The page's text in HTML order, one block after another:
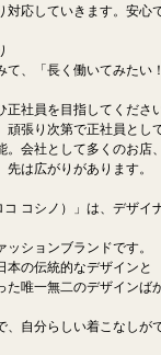
対応していきます。安心
、「長く働いてみたい！
社員を目指してください
頑張り次第で正社員とし
会社として多くのお店、
は広がりがあります。
コ コシノ）」は、デザイ
ションブランドです。
本の伝統的なデザインと
た唯一無二のデザインば
、自分らしい着こなしが